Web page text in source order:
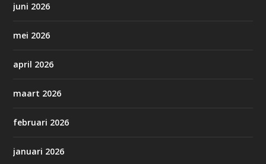
juni 2026
mei 2026
april 2026
maart 2026
februari 2026
januari 2026